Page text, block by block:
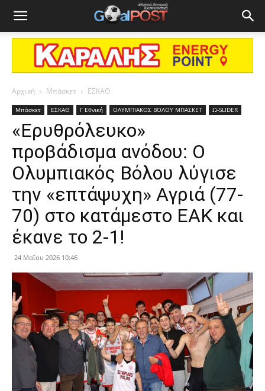
Αρχική Μπάσκετ ΕΣΚΑΘ
Μπάσκετ ΕΣΚΑΘ Γ Εθνική ΟΛΥΜΠΙΑΚΟΣ ΒΟΛΟΥ ΜΠΑΣΚΕΤ Ω-SLIDER
«Ερυθρόλευκο»
προβάδισμα ανόδου: Ο
Ολυμπιακός Βόλου λύγισε
την «επτάψυχη» Αγριά (77-
70) στο κατάμεστο ΕΑΚ και
έκανε το 2-1!
24 Μαΐου 2026 10:46